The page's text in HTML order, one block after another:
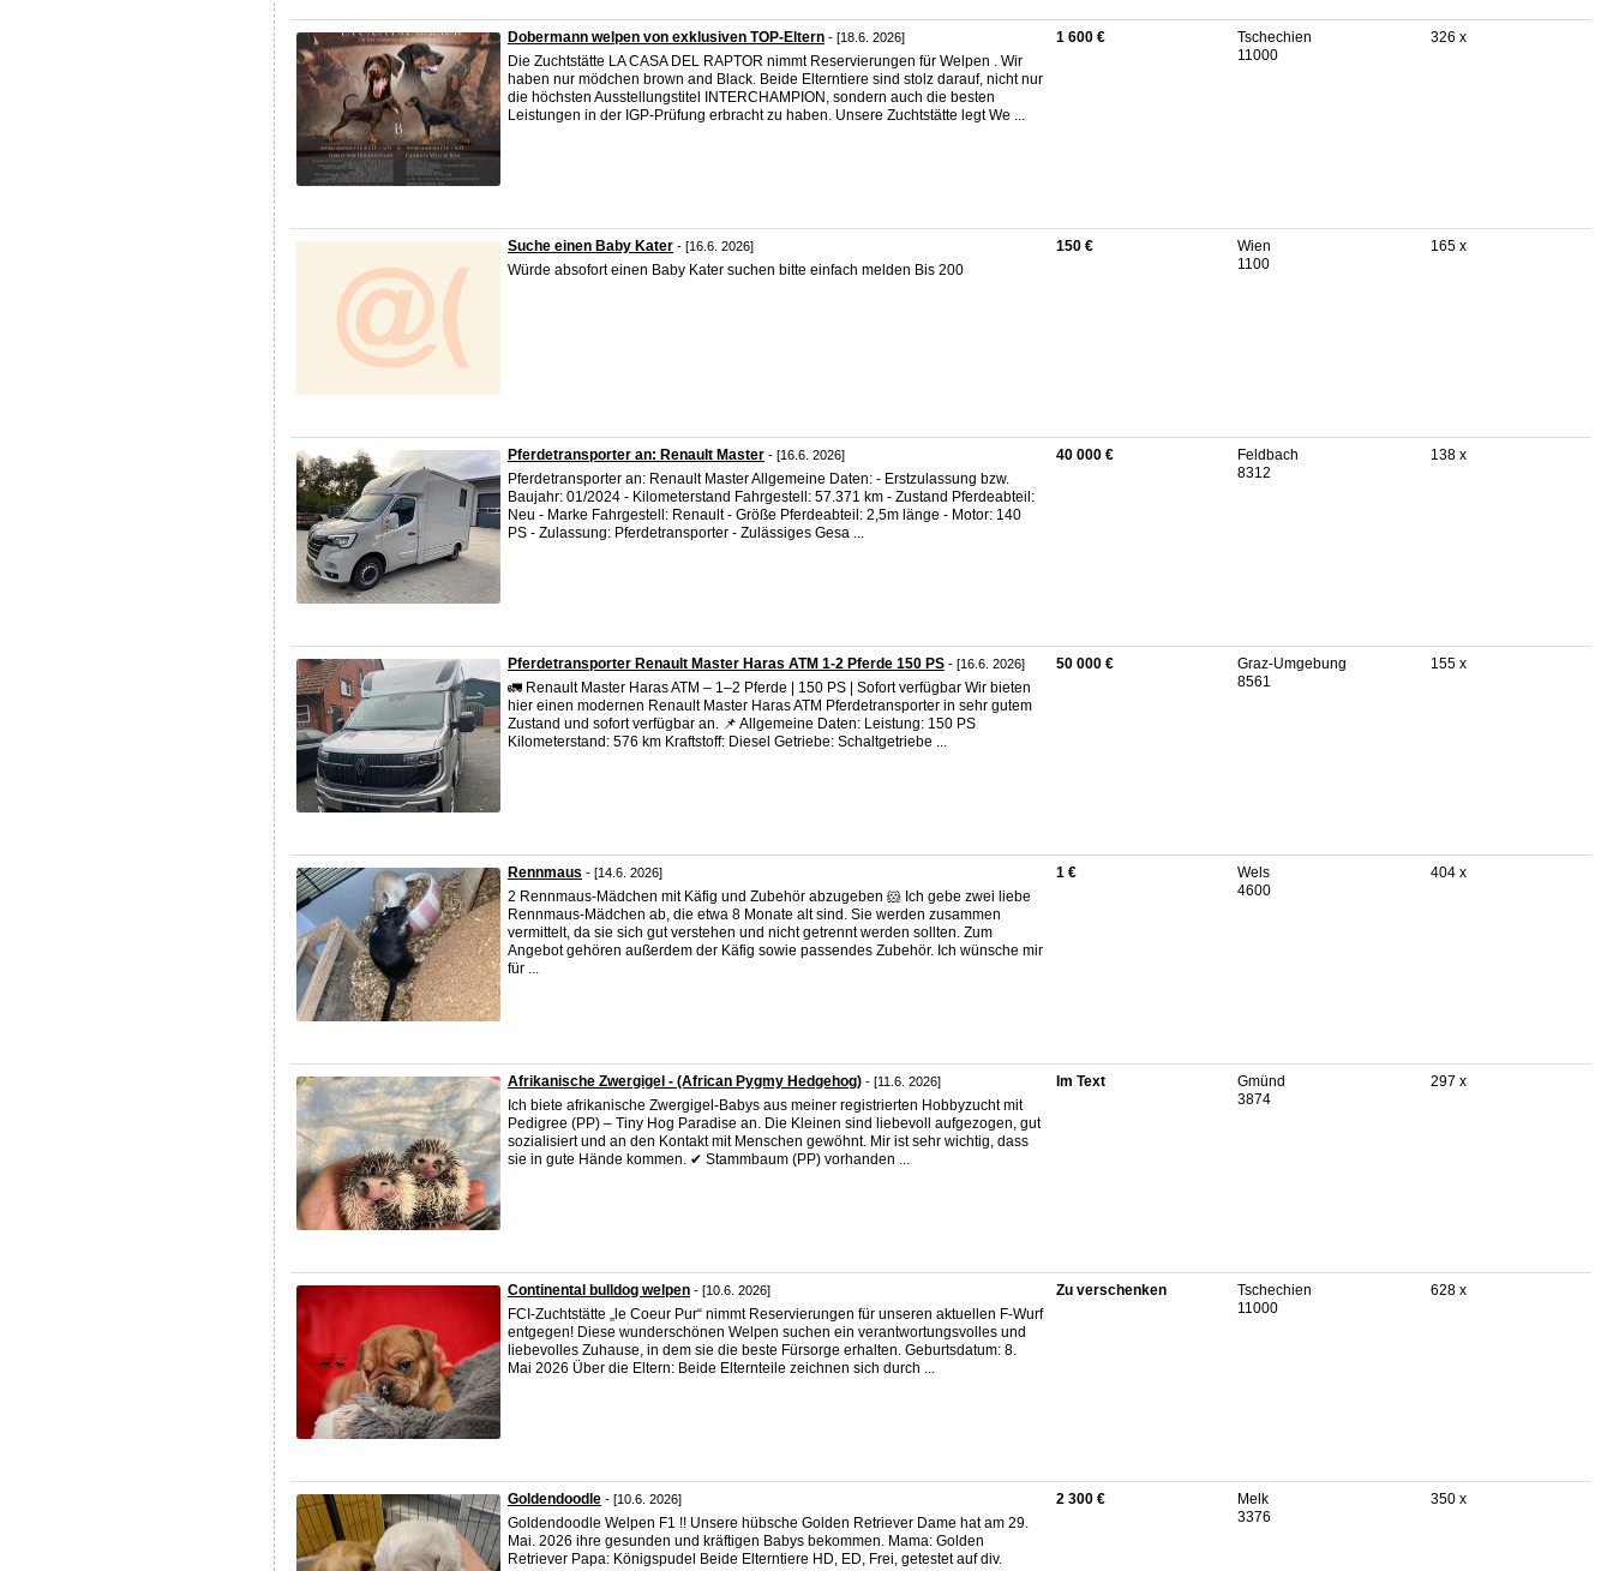
Dobermann welpen von exklusiven TOP-Eltern - [18.6. 2026]
Die Zuchtstätte LA CASA DEL RAPTOR nimmt Reservierungen für Welpen . Wir
haben nur mödchen brown and Black. Beide Elterntiere sind stolz darauf, nicht nur
die höchsten Ausstellungstitel INTERCHAMPION, sondern auch die besten
Leistungen in der IGP-Prüfung erbracht zu haben. Unsere Zuchtstätte legt We ...
1 600 €
Tschechien
11000
326 x
Suche einen Baby Kater - [16.6. 2026]
Würde absofort einen Baby Kater suchen bitte einfach melden Bis 200
150 €
Wien
1100
165 x
Pferdetransporter an: Renault Master - [16.6. 2026]
Pferdetransporter an: Renault Master Allgemeine Daten: - Erstzulassung bzw.
Baujahr: 01/2024 - Kilometerstand Fahrgestell: 57.371 km - Zustand Pferdeabteil:
Neu - Marke Fahrgestell: Renault - Größe Pferdeabteil: 2,5m länge - Motor: 140
PS - Zulassung: Pferdetransporter - Zulässiges Gesa ...
40 000 €
Feldbach
8312
138 x
Pferdetransporter Renault Master Haras ATM 1-2 Pferde 150 PS - [16.6. 2026]
🚛 Renault Master Haras ATM – 1–2 Pferde | 150 PS | Sofort verfügbar Wir bieten
hier einen modernen Renault Master Haras ATM Pferdetransporter in sehr gutem
Zustand und sofort verfügbar an. 📌 Allgemeine Daten: Leistung: 150 PS
Kilometerstand: 576 km Kraftstoff: Diesel Getriebe: Schaltgetriebe ...
50 000 €
Graz-Umgebung
8561
155 x
Rennmaus - [14.6. 2026]
2 Rennmaus-Mädchen mit Käfig und Zubehör abzugeben 🐹 Ich gebe zwei liebe
Rennmaus-Mädchen ab, die etwa 8 Monate alt sind. Sie werden zusammen
vermittelt, da sie sich gut verstehen und nicht getrennt werden sollten. Zum
Angebot gehören außerdem der Käfig sowie passendes Zubehör. Ich wünsche mir
für ...
1 €
Wels
4600
404 x
Afrikanische Zwergigel - (African Pygmy Hedgehog) - [11.6. 2026]
Ich biete afrikanische Zwergigel-Babys aus meiner registrierten Hobbyzucht mit
Pedigree (PP) – Tiny Hog Paradise an. Die Kleinen sind liebevoll aufgezogen, gut
sozialisiert und an den Kontakt mit Menschen gewöhnt. Mir ist sehr wichtig, dass
sie in gute Hände kommen. ✔ Stammbaum (PP) vorhanden ...
Im Text
Gmünd
3874
297 x
Continental bulldog welpen - [10.6. 2026]
FCI-Zuchtstätte „le Coeur Pur“ nimmt Reservierungen für unseren aktuellen F-Wurf
entgegen! Diese wunderschönen Welpen suchen ein verantwortungsvolles und
liebevolles Zuhause, in dem sie die beste Fürsorge erhalten. Geburtsdatum: 8.
Mai 2026 Über die Eltern: Beide Elternteile zeichnen sich durch ...
Zu verschenken
Tschechien
11000
628 x
Goldendoodle - [10.6. 2026]
Goldendoodle Welpen F1 !! Unsere hübsche Golden Retriever Dame hat am 29.
Mai. 2026 ihre gesunden und kräftigen Babys bekommen. Mama: Golden
Retriever Papa: Königspudel Beide Elterntiere HD, ED, Frei, getestet auf div.
2 300 €
Melk
3376
350 x